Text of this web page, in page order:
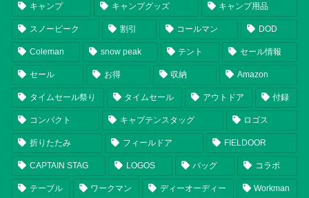
キャンプ キャンプグッズ キャンプ用品
スノーピーク 割引 コールマン DOD
Coleman snow peak テント セール情報
セール お得 収納 Amazon
タイムセール祭り タイムセール アウトドア 付録
コンパクト キャプテンスタッグ ロゴス
折りたたみ フィールドア FIELDOOR
CAPTAIN STAG LOGOS バッグ コラボ
テーブル ワークマン ディーオーディー Workman